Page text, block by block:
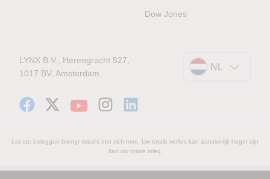
Dow Jones
LYNX B.V., Herengracht 527,
1017 BV, Amsterdam
NL
Let op: beleggen brengt risico's met zich mee. Uw totale verlies kan aanzienlijk hoger zijn
dan uw totale inleg.